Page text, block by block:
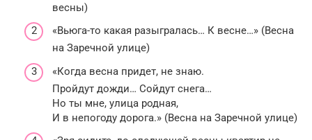
весны)
«Вьюга-то какая разыгралась… К весне…» (Весна
на Заречной улице)
«Когда весна придет, не знаю.
Пройдут дожди… Сойдут снега…
Но ты мне, улица родная,
И в непогоду дорога.» (Весна на Заречной улице)